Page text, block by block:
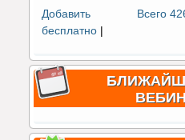
Всего
Добавить
бесплатно